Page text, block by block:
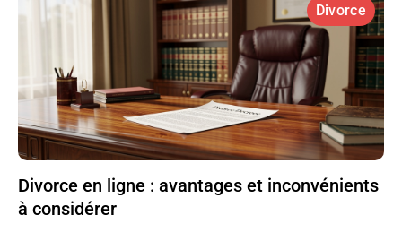
Divorce
Divorce en ligne : avantages et inconvénients
à considérer